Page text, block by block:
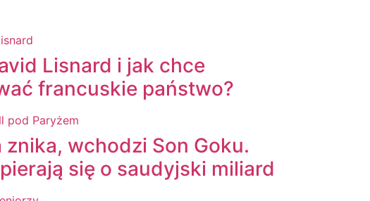
Lisnard i jak chce
francuskie państwo?
znika, wchodzi Son Goku.
się o saudyjski miliard